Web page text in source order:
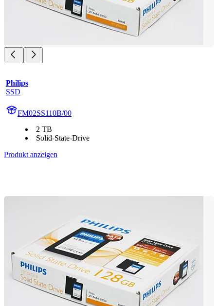
Philips
SSD
FM02SS110B/00
2 TB
Solid-State-Drive
Produkt anzeigen